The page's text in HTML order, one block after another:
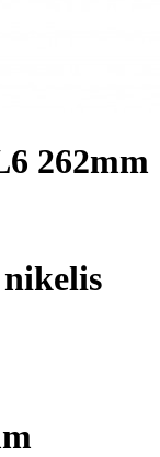
262mm
nikelis